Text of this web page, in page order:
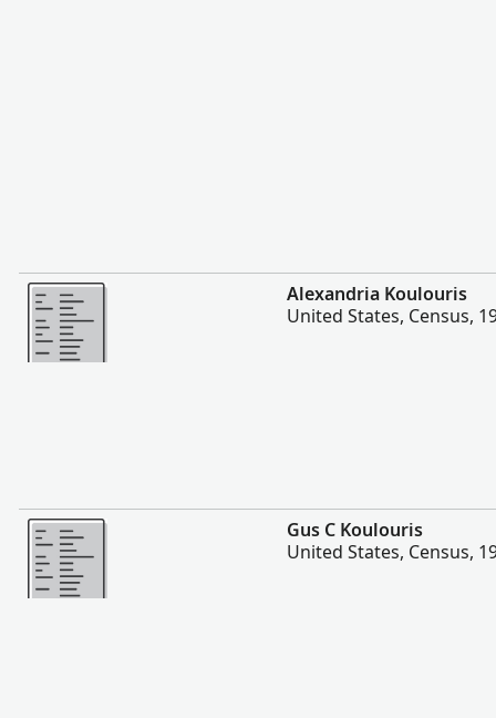
Flere
Alexandria Koulouris
United States, Census,
Flere
Gus C Koulouris
United States, Census,